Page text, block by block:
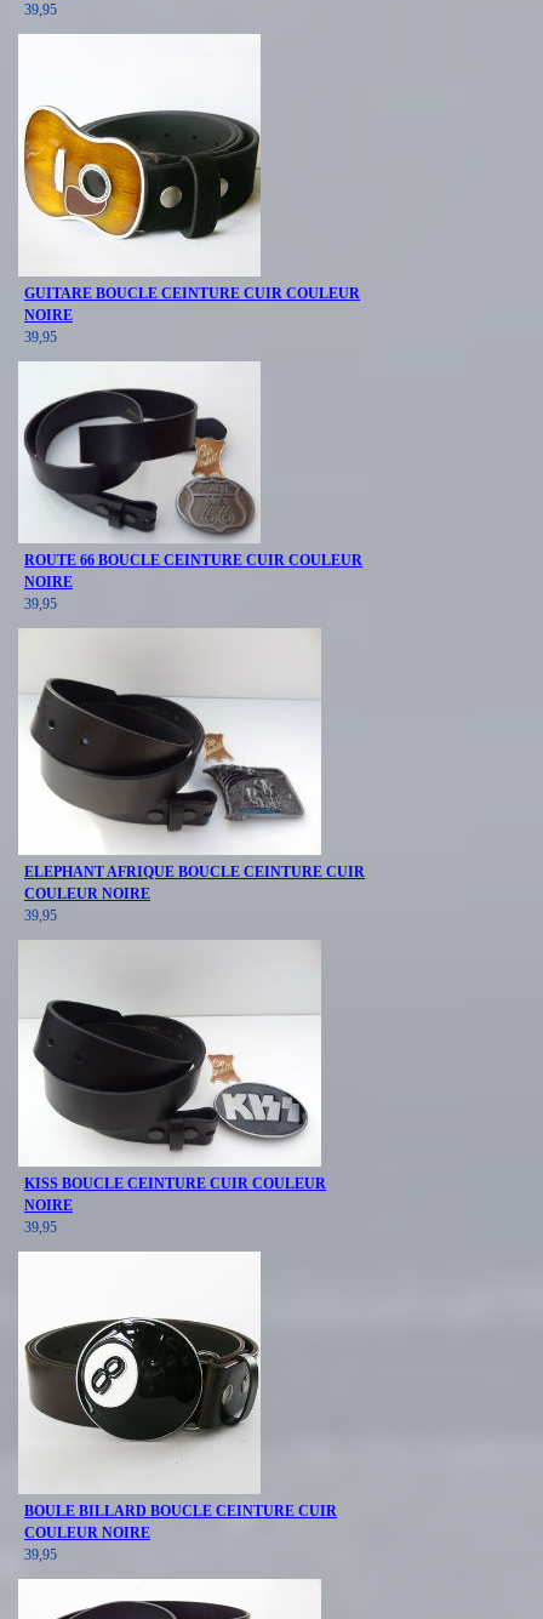
39,95
GUITARE BOUCLE CEINTURE CUIR COULEUR
NOIRE
39,95
ROUTE 66 BOUCLE CEINTURE CUIR COULEUR
NOIRE
39,95
ELEPHANT AFRIQUE BOUCLE CEINTURE CUIR
COULEUR NOIRE
39,95
KISS BOUCLE CEINTURE CUIR COULEUR
NOIRE
39,95
BOULE BILLARD BOUCLE CEINTURE CUIR
COULEUR NOIRE
39,95